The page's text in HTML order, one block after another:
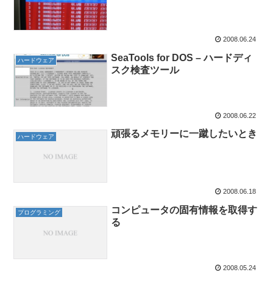
2008.06.24
ハードウェア
SeaTools for DOS – ハードディ
スク検査ツール
2008.06.22
ハードウェア 頑張るメモリーに一蹴したいとき
2008.06.18
プログラミング
コンピュータの固有情報を取得す
る
2008.05.24